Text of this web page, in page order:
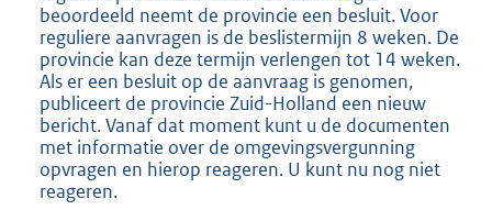
beoordeeld neemt de provincie een besluit. Voor
reguliere aanvragen is de beslistermijn 8 weken. De
provincie kan deze termijn verlengen tot 14 weken.
Als er een besluit op de aanvraag is genomen,
publiceert de provincie Zuid-Holland een nieuw
bericht. Vanaf dat moment kunt u de documenten
met informatie over de omgevingsvergunning
opvragen en hierop reageren. U kunt nu nog niet
reageren.